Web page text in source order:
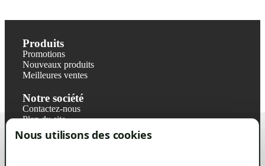
Nous utilisons des cookies
Produits
Promotions
Nouveaux produits
Meilleures ventes
Notre société
Contactez-nous
Plan du site
Magasin
Mentions légales